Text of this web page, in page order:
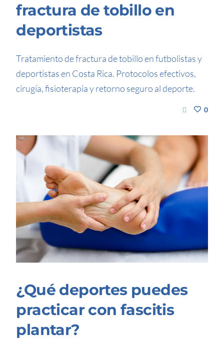
fractura de tobillo en
deportistas
Tratamiento de fractura de tobillo en futbolistas y
deportistas en Costa Rica. Protocolos efectivos,
cirugía, fisioterapia y retorno seguro al deporte.
0
¿Qué deportes puedes
practicar con fascitis
plantar?